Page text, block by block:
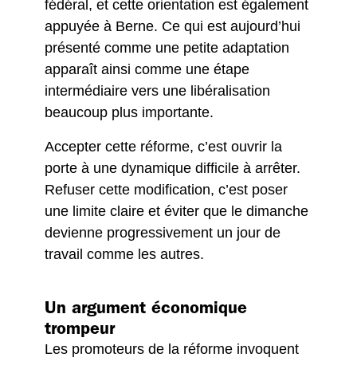
fédéral, et cette orientation est également
appuyée à Berne. Ce qui est aujourd’hui
présenté comme une petite adaptation
apparaît ainsi comme une étape
intermédiaire vers une libéralisation
beaucoup plus importante.
Accepter cette réforme, c’est ouvrir la
porte à une dynamique difficile à arrêter.
Refuser cette modification, c’est poser
une limite claire et éviter que le dimanche
devienne progressivement un jour de
travail comme les autres.
Un argument économique
trompeur
Les promoteurs de la réforme invoquent